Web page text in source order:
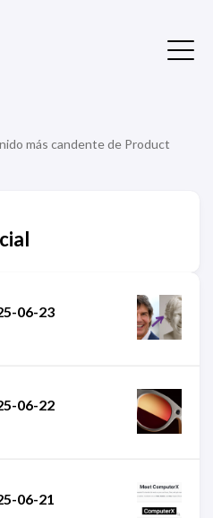
más candente de Product
06-23
06-22
06-21